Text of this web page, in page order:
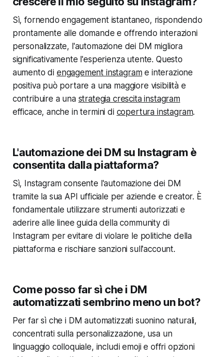
Sì, fornendo engagement istantaneo, rispondendo
prontamente alle domande e offrendo interazioni
personalizzate, l'automazione dei DM migliora
significativamente l'esperienza utente. Questo
aumento di engagement instagrame interazione
positiva può portare a una maggiore visibilità e
contribuire a una strategia crescita instagram
efficace, anche in termini di copertura instagram.
L'automazione dei DM su Instagram è
consentita dalla piattaforma?
Sì, Instagram consente l'automazione dei DM
tramite la sua API ufficiale per aziende e creator. È
fondamentale utilizzare strumenti autorizzati e
aderire alle linee guida della community di
Instagram per evitare di violare le politiche della
piattaforma e rischiare sanzioni sull'account.
Come posso far sì che i DM
automatizzati sembrino meno un bot?
Per far sì che i DM automatizzati suonino naturali,
concentrati sulla personalizzazione, usa un
linguaggio colloquiale, includi emoji e offri opzioni